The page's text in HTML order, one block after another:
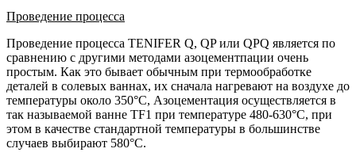
Проведение процесса
Проведение процесса TENIFER Q, QP или QPQ является по
сравнению с другими методами азоцементпации очень
простым. Как это бывает обычным при термообработке
деталей в солевых ваннах, их сначала нагревают на воздухе до
температуры около 350°С, Азоцементация осуществляется в
так называемой ванне TF1 при температуре 480-630°С, при
этом в качестве стандартной температуры в большинстве
случаев выбирают 580°С.